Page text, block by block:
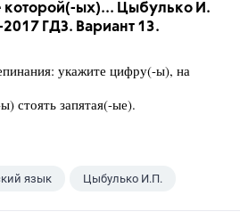
которой(-ых)... Цыбулько И.
2017 ГДЗ. Вариант 13.
укажите цифру(-ы), на
стоять запятая(-ые).
язык Цыбулько И.П.